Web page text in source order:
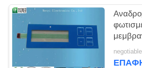
POLICY